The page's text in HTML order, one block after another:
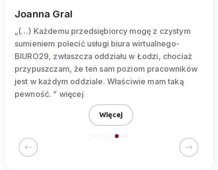
mogę z czystym
wirtualnego-
w Łodzi, chociaż
pracowników
mam taką
„Możliwość
godzinach, duża
bezproblemowa
tylko niektóre atuty
szybka obsługa
Więcej